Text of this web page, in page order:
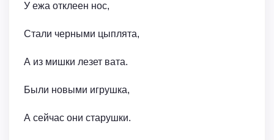
У ежа отклеен нос,
Стали черными цыплята,
А из мишки лезет вата.
Были новыми игрушка,
А сейчас они старушки.